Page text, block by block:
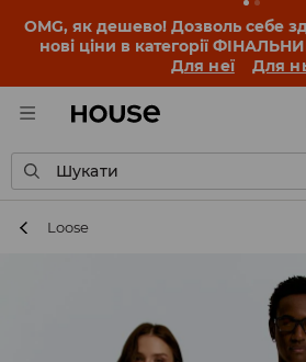
-30% на ПРОДУКТ ДНЯ 🛍️ Купон
знайдеш у своєму
ЗАВАНТАЖИТИ
Шукати
Loose